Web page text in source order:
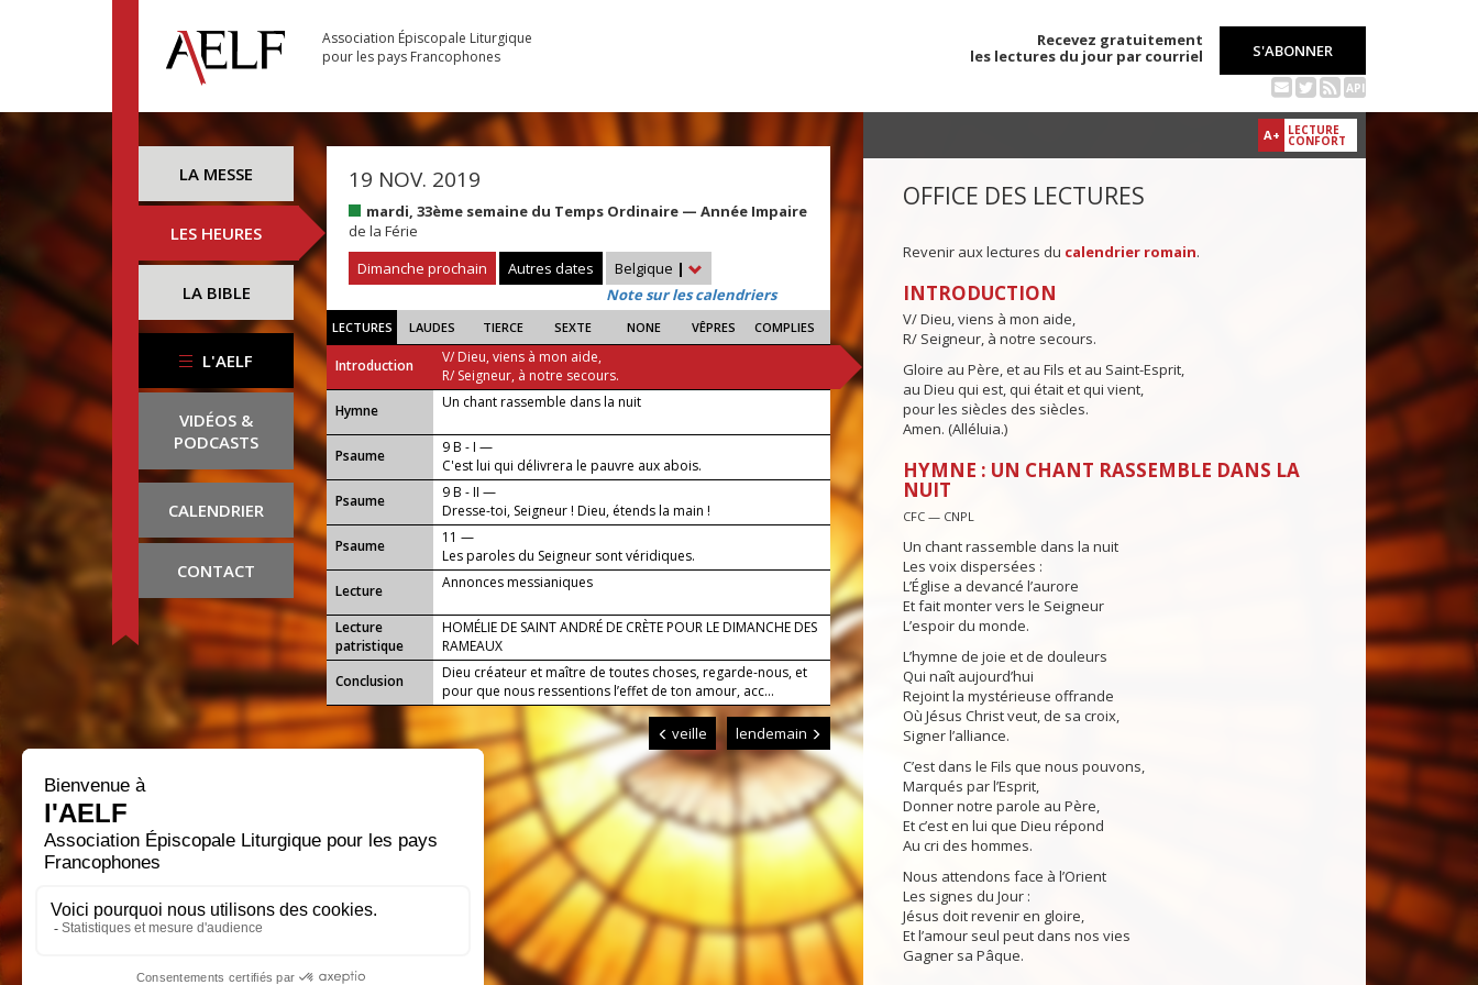
Association Épiscopale Liturgique
pour les pays Francophones
Recevez gratuitement
les lectures du jour par courriel
S'ABONNER
API
LA MESSE
LES HEURES
LA BIBLE
L'AELF
VIDÉOS &
PODCASTS
CALENDRIER
CONTACT
19 NOV. 2019
mardi, 33ème semaine du Temps Ordinaire — Année Impaire
de la Férie
Dimanche prochain
Autres dates Belgique |
Note sur les calendriers
LECTURES LAUDES TIERCE SEXTE NONE VÊPRES COMPLIES
Introduction
V/ Dieu, viens à mon aide,
R/ Seigneur, à notre secours.
...
Hymne Un chant rassemble dans la nuit
Psaume
9 B - I —
C'est lui qui délivrera le pauvre aux abois.
Psaume
9 B - II —
Dresse-toi, Seigneur ! Dieu, étends la main !
Psaume
11 —
Les paroles du Seigneur sont véridiques.
Lecture
Annonces messianiques
Lecture
patristique
HOMÉLIE DE SAINT ANDRÉ DE CRÈTE POUR LE DIMANCHE DES
RAMEAUX
Conclusion
Dieu créateur et maître de toutes choses, regarde-nous, et
pour que nous ressentions l’effet de ton amour, acc...
veille lendemain
A+ LECTURE
CONFORT
OFFICE DES LECTURES
Revenir aux lectures du calendrier romain.
INTRODUCTION
V/ Dieu, viens à mon aide,
R/ Seigneur, à notre secours.
Gloire au Père, et au Fils et au Saint-Esprit,
au Dieu qui est, qui était et qui vient,
pour les siècles des siècles.
Amen. (Alléluia.)
HYMNE : UN CHANT RASSEMBLE DANS LA
NUIT
CFC — CNPL
Un chant rassemble dans la nuit
Les voix dispersées :
L’Église a devancé l’aurore
Et fait monter vers le Seigneur
L’espoir du monde.
L’hymne de joie et de douleurs
Qui naît aujourd’hui
Rejoint la mystérieuse offrande
Où Jésus Christ veut, de sa croix,
Signer l’alliance.
C’est dans le Fils que nous pouvons,
Marqués par l’Esprit,
Donner notre parole au Père,
Et c’est en lui que Dieu répond
Au cri des hommes.
Nous attendons face à l’Orient
Les signes du Jour :
Jésus doit revenir en gloire,
Et l’amour seul peut dans nos vies
Gagner sa Pâque.